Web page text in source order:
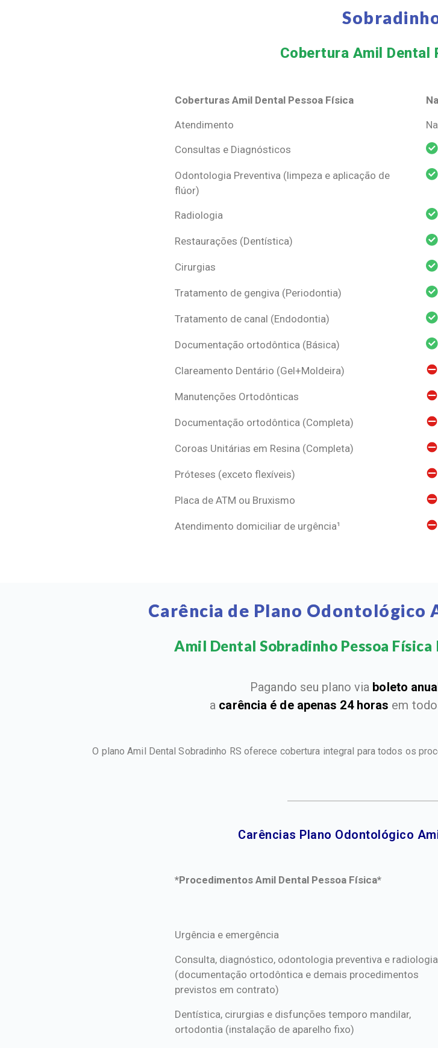
Cobertura Amil Dental
Coberturas Amil Dental Pessoa Física
Coberturas Amil Dental Pessoa Física
Atendimento
Consultas e Diagnósticos
Odontologia Preventiva (limpeza e aplicação de
flúor)
Radiologia
Restaurações (Dentística)
Cirurgias
Tratamento de gengiva (Periodontia)
Tratamento de canal (Endodontia)
Documentação ortodôntica (Básica)
Clareamento Dentário (Gel+Moldeira)
Manutenções Ortodônticas
Documentação ortodôntica (Completa)
Coroas Unitárias em Resina (Completa)
Próteses (exceto flexíveis)
Placa de ATM ou Bruxismo
Atendimento domiciliar de urgência¹
Carência de Plano Odontológico
Amil Dental Sobradinho Pessoa
Pagando seu plano via boleto
a carência é de apenas 24 horas em
O plano Amil Dental Sobradinho RS oferece cobertura integral para todos os
Carências Plano Odontológico
*Procedimentos Amil Dental Pessoa Física*
*Procedimentos Amil Dental Pessoa Física*
Urgência e emergência
Consulta, diagnóstico, odontologia preventiva e radiologia
(documentação ortodôntica e demais procedimentos
previstos em contrato)
Dentística, cirurgias e disfunções temporo mandilar,
ortodontia (instalação de aparelho fixo)